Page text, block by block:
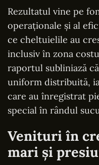
Rezultatul vine pe
operaționale și al
ce cheltuielile au
inclusiv în zona
raportul subliniază
uniform distribuită,
care au înregistrat
special în rândul
Venituri în
mari și